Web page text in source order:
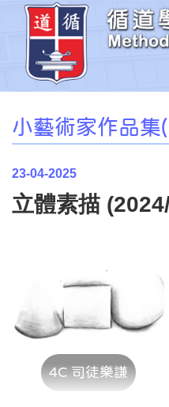
小藝術家作品集
23-04-2025
立體素描
4C 司徒樂謙